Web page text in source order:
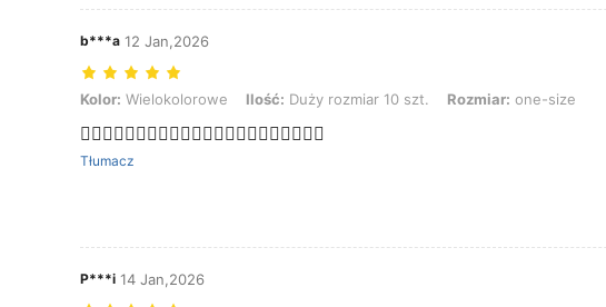
b***a 12 Jan,2026
Kolor: Wielokolorowe, Ilość: Duży rozmiar 10 szt., Rozmiar: one-size
Kolor: Wielokolorowe Ilość: Duży rozmiar 10 szt. Rozmiar: one-size
✊🏽✊🏽✊🏽✊🏽✊🏽✊🏽✊🏽✊🏽✊🏽✊🏽✊🏽
Tłumacz
P***i 14 Jan,2026